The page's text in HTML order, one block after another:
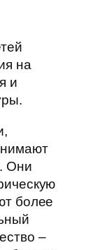
на
и
Они
более
–